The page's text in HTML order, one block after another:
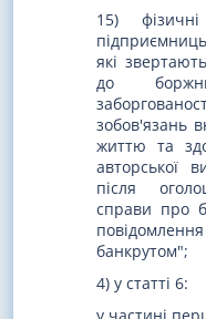
15)
які
до
зобов'язань
життю та
авторської
після
справи про
банкрутом";
4) у статті 6: